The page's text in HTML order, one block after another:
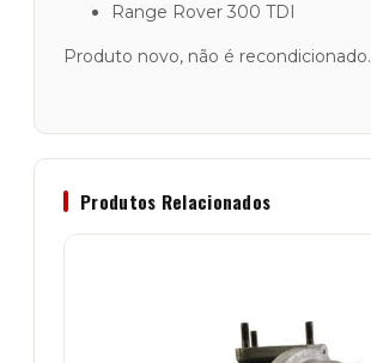
Range Rover 300 TDI
Produto novo, não é recondicionado.
Produtos Relacionados